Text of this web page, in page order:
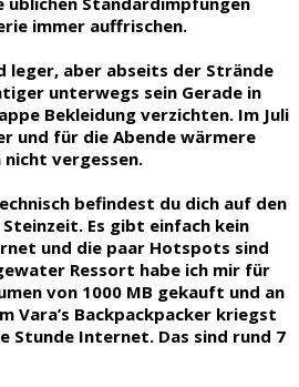
immer auffrischen.
leger, aber abseits der Strände
unterwegs sein Gerade in
Bekleidung verzichten. Im Juli
und für die Abende wärmere
nicht vergessen.
befindest du dich auf den
Es gibt einfach kein
und die paar Hotspots sind
Ressort habe ich mir für
von 1000 MB gekauft und an
Vara’s Backpackpacker kriegst
Stunde Internet. Das sind rund 7